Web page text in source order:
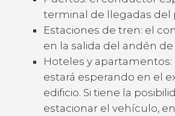
terminal de llegadas del
Estaciones de tren: el
en la salida del andén
Hoteles y
estará esperando en el
edificio. Si tiene la
estacionar el vehículo,